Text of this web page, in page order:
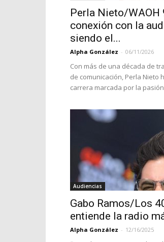
Perla Nieto/WAOH
conexión con la
siendo el...
Alpha González - 06/11/2026
Con más de una década de
de comunicación, Perla Nieto
carrera marcada por la
Audiencias
Gabo Ramos/Los
entiende la radio
Alpha González - 12/16/2025